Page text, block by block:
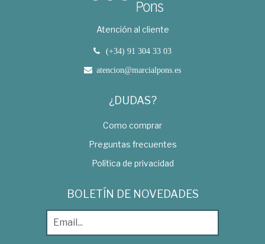
Atención al cliente
(+34) 91 304 33 03
atencion@marcialpons.es
¿DUDAS?
Como comprar
Preguntas frecuentes
Política de privacidad
BOLETÍN DE NOVEDADES